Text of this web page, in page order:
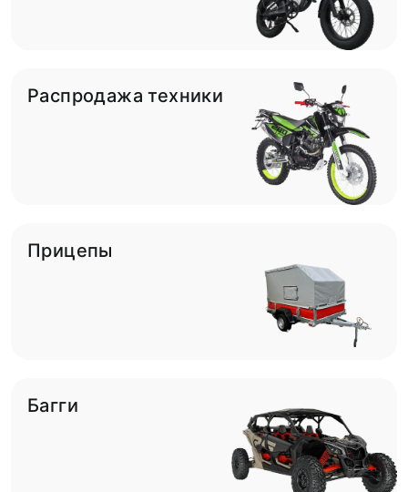
Распродажа техники
Прицепы
Багги